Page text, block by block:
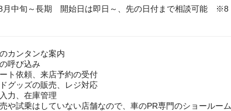
月中旬～長期 開始日は即日～、先の日付まで相談可能 ※8
カンタンな案内
呼び込み
ト依頼、来店予約の受付
グッズの販売、レジ対応
力、在庫管理
や試乗はしていない店舗なので、車のPR専門のショールーム